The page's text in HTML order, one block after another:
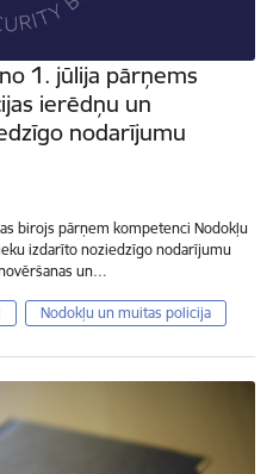
1. jūlija pārņems
ierēdņu un
nodarījumu
birojs pārņem kompetenci Nodokļu
izdarīto noziedzīgo nodarījumu
un…
Nodokļu un muitas policija